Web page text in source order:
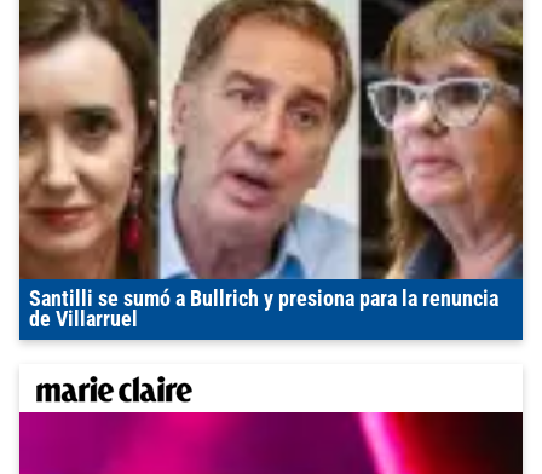
Santilli se sumó a Bullrich y presiona para la renuncia
de Villarruel